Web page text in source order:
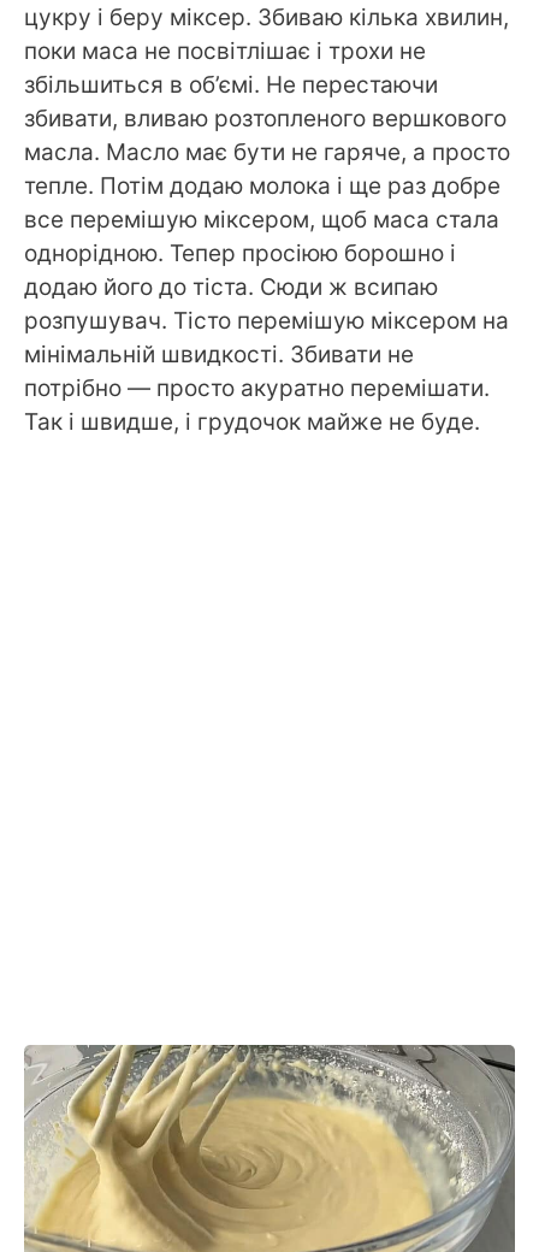
цукру і беру міксер. Збиваю кілька хвилин,
поки маса не посвітлішає і трохи не
збільшиться в об’ємі. Не перестаючи
збивати, вливаю розтопленого вершкового
масла. Масло має бути не гаряче, а просто
тепле. Потім додаю молока і ще раз добре
все перемішую міксером, щоб маса стала
однорідною. Тепер просіюю борошно і
додаю його до тіста. Сюди ж всипаю
розпушувач. Тісто перемішую міксером на
мінімальній швидкості. Збивати не
потрібно — просто акуратно перемішати.
Так і швидше, і грудочок майже не буде.